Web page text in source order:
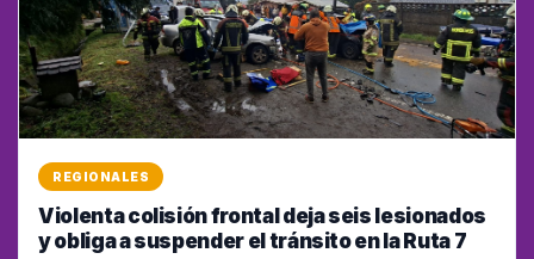
REGIONALES
Violenta colisión frontal deja seis lesionados
y obliga a suspender el tránsito en la Ruta 7